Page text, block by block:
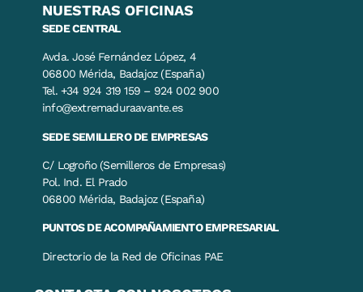
NUESTRAS OFICINAS
SEDE CENTRAL
Avda. José Fernández López, 4
06800 Mérida, Badajoz (España)
Tel. +34 924 319 159 – 924 002 900
info@extremaduraavante.es
SEDE SEMILLERO DE EMPRESAS
C/ Logroño (Semilleros de Empresas)
Pol. Ind. El Prado
06800 Mérida, Badajoz (España)
PUNTOS DE ACOMPAÑAMIENTO EMPRESARIAL
Directorio de la Red de Oficinas PAE